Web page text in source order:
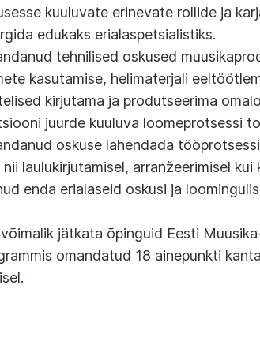
kuuluvate erinevate rollide ja
edukaks erialaspetsialistiks.
tehnilised oskused
kasutamise, helimaterjali
kirjutama ja produtseerima
juurde kuuluva loomeprotsessi
oskuse lahendada
laulukirjutamisel, arranžeerimisel kui
enda erialaseid oskusi ja
jätkata õpinguid Eesti
omandatud 18 ainepunkti